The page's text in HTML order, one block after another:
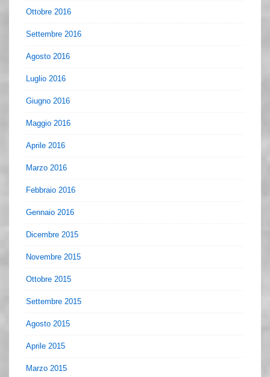
Ottobre 2016
Settembre 2016
Agosto 2016
Luglio 2016
Giugno 2016
Maggio 2016
Aprile 2016
Marzo 2016
Febbraio 2016
Gennaio 2016
Dicembre 2015
Novembre 2015
Ottobre 2015
Settembre 2015
Agosto 2015
Aprile 2015
Marzo 2015